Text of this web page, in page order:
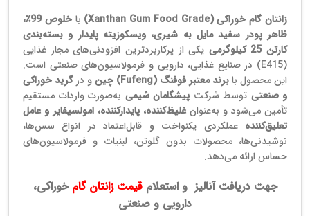
زانتان گام خوراکی (Xanthan Gum Food Grade) با
خلوص 99٪،
ظاهر پودر سفید مایل به شیری، ویسکوزیته پایدار و بسته‌بندی
کارتن 25 کیلوگرمی
یکی از پرکاربردترین افزودنی‌های مجاز غذایی
(E415) در صنایع غذایی، دارویی و فرمولاسیون‌های صنعتی است.
این محصول بابرند معتبر فوفنگ (Fufeng) چین و در گرید خوراکی
و صنعتی توسط شرکت پیشگامان شیمی به‌صورت واردات مستقیم
تأمین می‌شود و به‌عنوان غلیظ‌کننده، پایدارکننده، امولسیفایر و عامل
تعلیق‌کننده عملکردی یکنواخت و قابل‌اعتماد در انواع سس‌ها،
نوشیدنی‌ها، محصولات بدون گلوتن، لبنیات و فرمولاسیون‌های
حساس ارائه می‌دهد.
جهت دریافت آنالیزو استعلامقیمت زانتان گام خوراکی،
دارویی و صنعتی